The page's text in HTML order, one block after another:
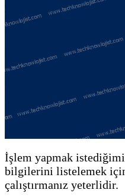
İşlem yapmak
bilgilerini listelemek
çalıştırmanız yeterlidir.